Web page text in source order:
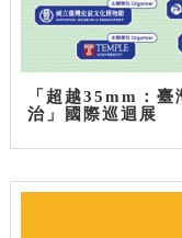
「超越35mm：
治」國際巡迴展